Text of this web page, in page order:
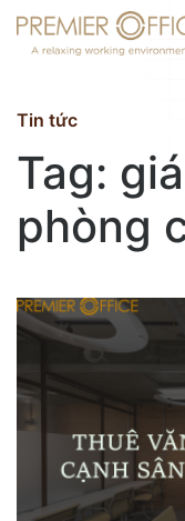
Giới thiệu
Dịch vụ
Tin tức
Liên hệ
Tin tức
Tag:
phòng